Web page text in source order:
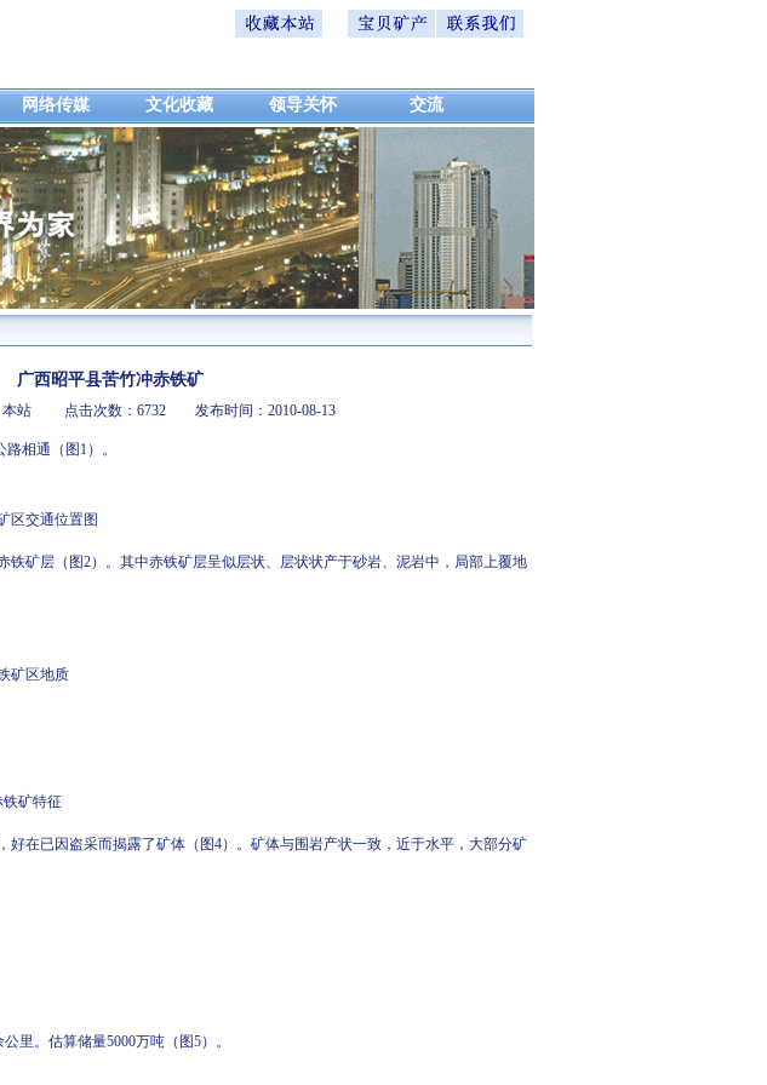
网络传媒 文化收藏 领导关怀 交流
广西昭平县苦竹冲赤铁矿
站 点击次数：6732 发布时间：2010-08-13
相通（图1）。
交通位置图
矿层（图2）。其中赤铁矿层呈似层状、层状状产于砂岩、泥岩中，局部上覆地
区地质
矿特征
在已因盗采而揭露了矿体（图4）。矿体与围岩产状一致，近于水平，大部分矿
里。估算储量5000万吨（图5）。